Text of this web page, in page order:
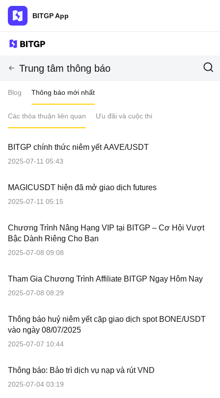
BITGP App
Trung tâm thông báo
Blog Thông báo mới nhất
Các thỏa thuận liên quan Ưu đãi và cuộc thi
BITGP chính thức niêm yết AAVE/USDT
2025-07-11 05:43
MAGICUSDT hiện đã mở giao dịch futures
2025-07-11 05:15
Chương Trình Nâng Hạng VIP tại BITGP – Cơ Hội Vượt
Bậc Dành Riêng Cho Bạn
2025-07-08 09:08
Tham Gia Chương Trình Affiliate BITGP Ngay Hôm Nay
2025-07-08 08:29
Thông báo huỷ niêm yết cặp giao dịch spot BONE/USDT
vào ngày 08/07/2025
2025-07-07 10:44
Thông báo: Bảo trì dịch vụ nạp và rút VND
2025-07-04 03:19